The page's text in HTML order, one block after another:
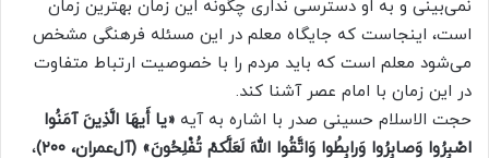
نمی‌بینی و به او دسترسی نداری چگونه این زمان بهترین زمان
است، اینجاست که جایگاه معلم در این مسئله فرهنگی مشخص
می‌شود معلم است که باید مردم را با خصوصیت ارتباط متفاوت
در این زمان با امام عصر آشنا کند.
حجت الاسلام حسینی صدر با اشاره به آیه «یا أَیهَا الَّذِینَ آمَنُوا
اصْبِرُوا وَصابِرُوا وَرابِطُوا وَاتَّقُوا اللهَ لَعَلَّکمْ تُفْلِحُونَ» (آل‌عمران، ۲۰۰)
،